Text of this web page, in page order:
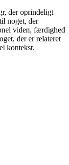
der oprindeligt
noget, der
viden, færdighed
der er relateret
kontekst.